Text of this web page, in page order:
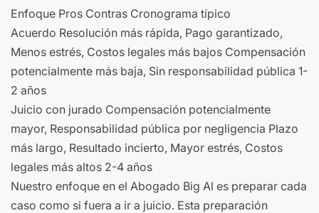
Enfoque Pros Contras Cronograma típico
Acuerdo Resolución más rápida, Pago garantizado,
Menos estrés, Costos legales más bajos Compensación
potencialmente más baja, Sin responsabilidad pública 1-
2 años
Juicio con jurado Compensación potencialmente
mayor, Responsabilidad pública por negligencia Plazo
más largo, Resultado incierto, Mayor estrés, Costos
legales más altos 2-4 años
Nuestro enfoque en el Abogado Big Al es preparar cada
caso como si fuera a ir a juicio. Esta preparación